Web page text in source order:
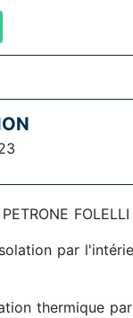
par
thermique